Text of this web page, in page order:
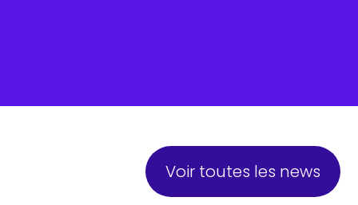
Voir toutes les news